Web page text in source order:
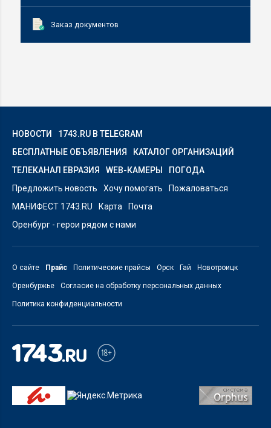
Заказ документов
НОВОСТИ
1743.RU В TELEGRAM
БЕСПЛАТНЫЕ ОБЪЯВЛЕНИЯ
КАТАЛОГ ОРГАНИЗАЦИЙ
ТЕЛЕКАНАЛ ЕВРАЗИЯ
WEB-КАМЕРЫ
ПОГОДА
Предложить новость
Хочу помогать
Пожаловаться
МАНИФЕСТ 1743.RU
Карта
Почта
Оренбург - герои рядом с нами
О сайте Прайс Политические прайсы Орск Гай Новотроицк
Оренбуржье Согласие на обработку персональных данных
Политика конфиденциальности